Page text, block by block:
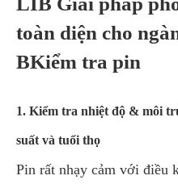
toàn diện cho
BKiểm tra pin
1. Kiểm tra nhiệt độ & môi
suất và tuổi thọ
Pin rất nhạy cảm với điều